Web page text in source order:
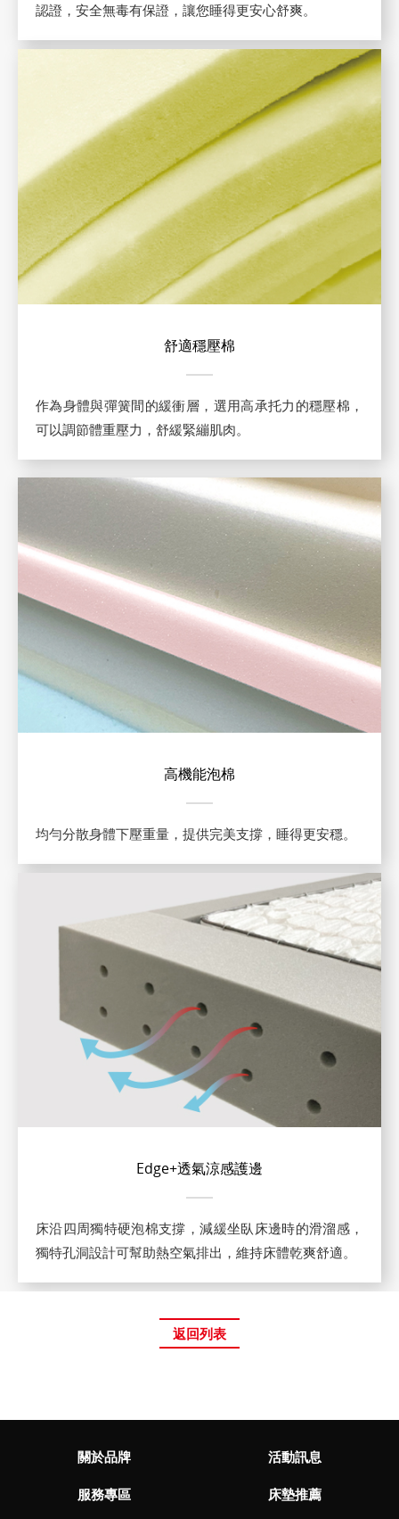
認證，安全無毒有保證，讓您睡得更安心舒爽。
舒適穩壓棉
作為身體與彈簧間的緩衝層，選用高承托力的穩壓棉，
可以調節體重壓力，舒緩緊繃肌肉。
高機能泡棉
均勻分散身體下壓重量，提供完美支撐，睡得更安穩。
Edge+透氣涼感護邊
床沿四周獨特硬泡棉支撐，減緩坐臥床邊時的滑溜感，
獨特孔洞設計可幫助熱空氣排出，維持床體乾爽舒適。
返回列表
關於品牌 活動訊息
服務專區 床墊推薦